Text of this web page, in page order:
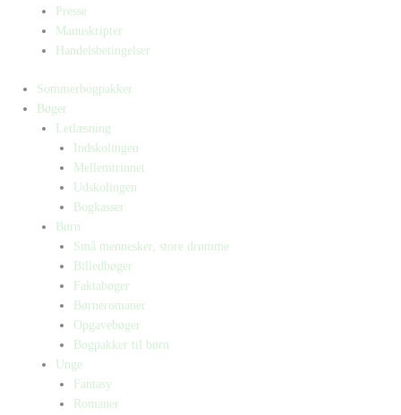
Presse
Manuskripter
Handelsbetingelser
Sommerbogpakker
Bøger
Letlæsning
Indskolingen
Mellemtrinnet
Udskolingen
Bogkasser
Børn
Små mennesker, store drømme
Billedbøger
Faktabøger
Børneromaner
Opgavebøger
Bogpakker til børn
Unge
Fantasy
Romaner